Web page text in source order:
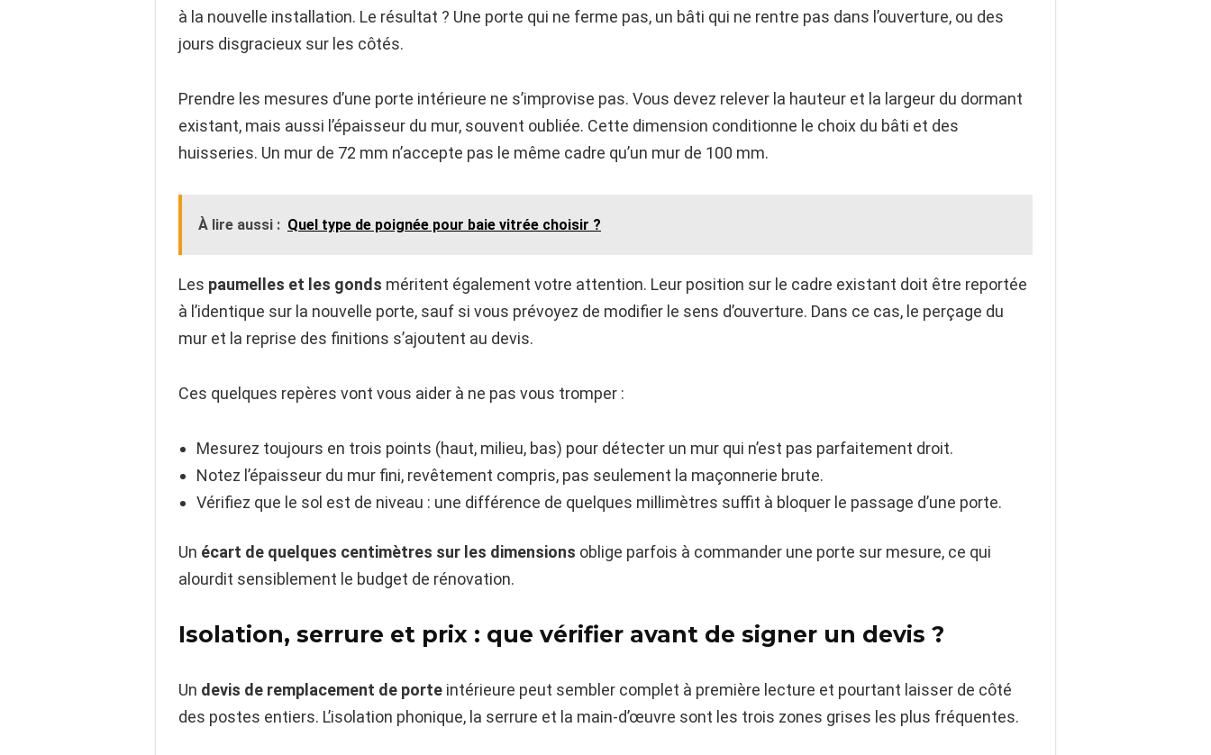
à la nouvelle installation. Le résultat ? Une porte qui ne ferme pas, un bâti qui ne rentre pas dans l’ouverture, ou des
jours disgracieux sur les côtés.
Prendre les mesures d’une porte intérieure ne s’improvise pas. Vous devez relever la hauteur et la largeur du dormant
existant, mais aussi l’épaisseur du mur, souvent oubliée. Cette dimension conditionne le choix du bâti et des
huisseries. Un mur de 72 mm n’accepte pas le même cadre qu’un mur de 100 mm.
À lire aussi : Quel type de poignée pour baie vitrée choisir ?
Les paumelles et les gonds méritent également votre attention. Leur position sur le cadre existant doit être reportée
à l’identique sur la nouvelle porte, sauf si vous prévoyez de modifier le sens d’ouverture. Dans ce cas, le perçage du
mur et la reprise des finitions s’ajoutent au devis.
Ces quelques repères vont vous aider à ne pas vous tromper :
Mesurez toujours en trois points (haut, milieu, bas) pour détecter un mur qui n’est pas parfaitement droit.
Notez l’épaisseur du mur fini, revêtement compris, pas seulement la maçonnerie brute.
Vérifiez que le sol est de niveau : une différence de quelques millimètres suffit à bloquer le passage d’une porte.
Un écart de quelques centimètres sur les dimensions oblige parfois à commander une porte sur mesure, ce qui
alourdit sensiblement le budget de rénovation.
Isolation, serrure et prix : que vérifier avant de signer un devis ?
Un devis de remplacement de porte intérieure peut sembler complet à première lecture et pourtant laisser de côté
des postes entiers. L’isolation phonique, la serrure et la main-d’œuvre sont les trois zones grises les plus fréquentes.